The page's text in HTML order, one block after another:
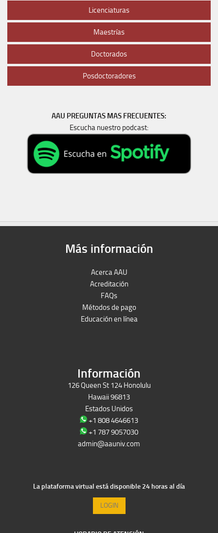
Licenciaturas
Maestrías
Doctorados
Posdoctoradores
AAU PREGUNTAS MAS FRECUENTES:
Escucha nuestro podcast:
Más información
Acerca AAU
Acreditación
FAQs
Métodos de pago
Educación en línea
Información
126 Queen St 124 Honolulu
Hawaii 96813
Estados Unidos
+1 808 4646613
+1 787 9057030
admin@aauniv.com
La plataforma virtual está disponible 24 horas al día
LOGIN